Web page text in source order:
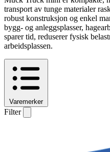
transport av tunge materialer
robust konstruksjon og enkel
bygg- og anleggsplasser,
sparer tid, reduserer fysisk
arbeidsplassen.
Varemerker
Filter